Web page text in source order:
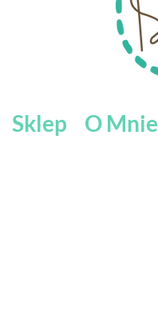
Sklep O Mnie